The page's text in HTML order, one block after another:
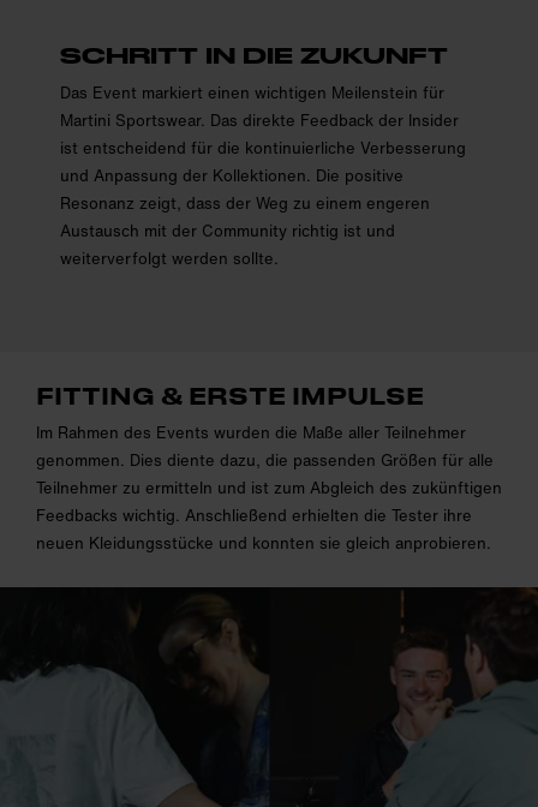
SCHRITT IN DIE ZUKUNFT
Das Event markiert einen wichtigen Meilenstein für
Martini Sportswear. Das direkte Feedback der Insider
ist entscheidend für die kontinuierliche Verbesserung
und Anpassung der Kollektionen. Die positive
Resonanz zeigt, dass der Weg zu einem engeren
Austausch mit der Community richtig ist und
weiterverfolgt werden sollte.
FITTING & ERSTE IMPULSE
Im Rahmen des Events wurden die Maße aller Teilnehmer
genommen. Dies diente dazu, die passenden Größen für alle
Teilnehmer zu ermitteln und ist zum Abgleich des zukünftigen
Feedbacks wichtig. Anschließend erhielten die Tester ihre
neuen Kleidungsstücke und konnten sie gleich anprobieren.